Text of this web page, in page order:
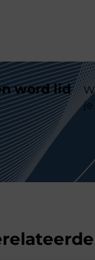
word lid
je